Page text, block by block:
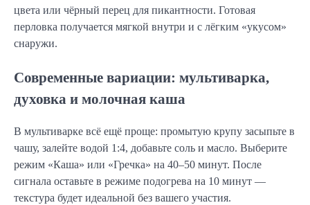
цвета или чёрный перец для пикантности. Готовая
перловка получается мягкой внутри и с лёгким «укусом»
снаружи.
Современные вариации: мультиварка,
духовка и молочная каша
В мультиварке всё ещё проще: промытую крупу засыпьте в
чашу, залейте водой 1:4, добавьте соль и масло. Выберите
режим «Каша» или «Гречка» на 40–50 минут. После
сигнала оставьте в режиме подогрева на 10 минут —
текстура будет идеальной без вашего участия.